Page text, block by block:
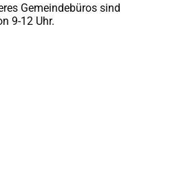
Gemeindebüros sind
9-12 Uhr.